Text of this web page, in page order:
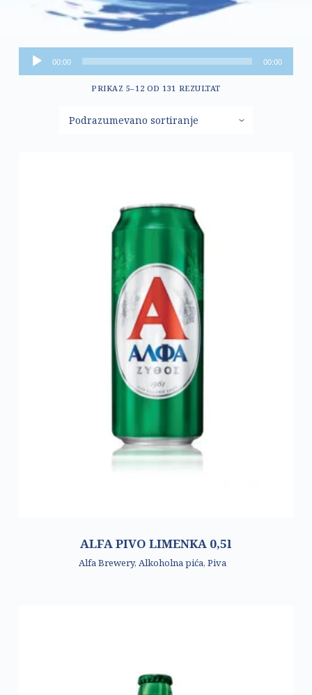
Pregledač
zvučnih
00:00 00:00
PRIKAZ 5–12 OD 131 REZULTAT
ALFA PIVO LIMENKA 0,5l
Alfa Brewery,Alkoholna pića,Piva